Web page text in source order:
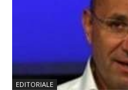
EDITORIALE